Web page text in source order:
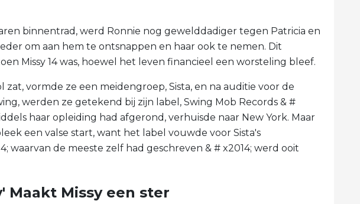
binnentrad, werd Ronnie nog gewelddadiger tegen Patricia en
om aan hem te ontsnappen en haar ook te nemen. Dit
Missy 14 was, hoewel het leven financieel een worsteling bleef.
zat, vormde ze een meidengroep, Sista, en na auditie voor de
werden ze getekend bij zijn label, Swing Mob Records & #
haar opleiding had afgerond, verhuisde naar New York. Maar
een valse start, want het label vouwde voor Sista's
waarvan de meeste zelf had geschreven & # x2014; werd ooit
Maakt Missy een ster